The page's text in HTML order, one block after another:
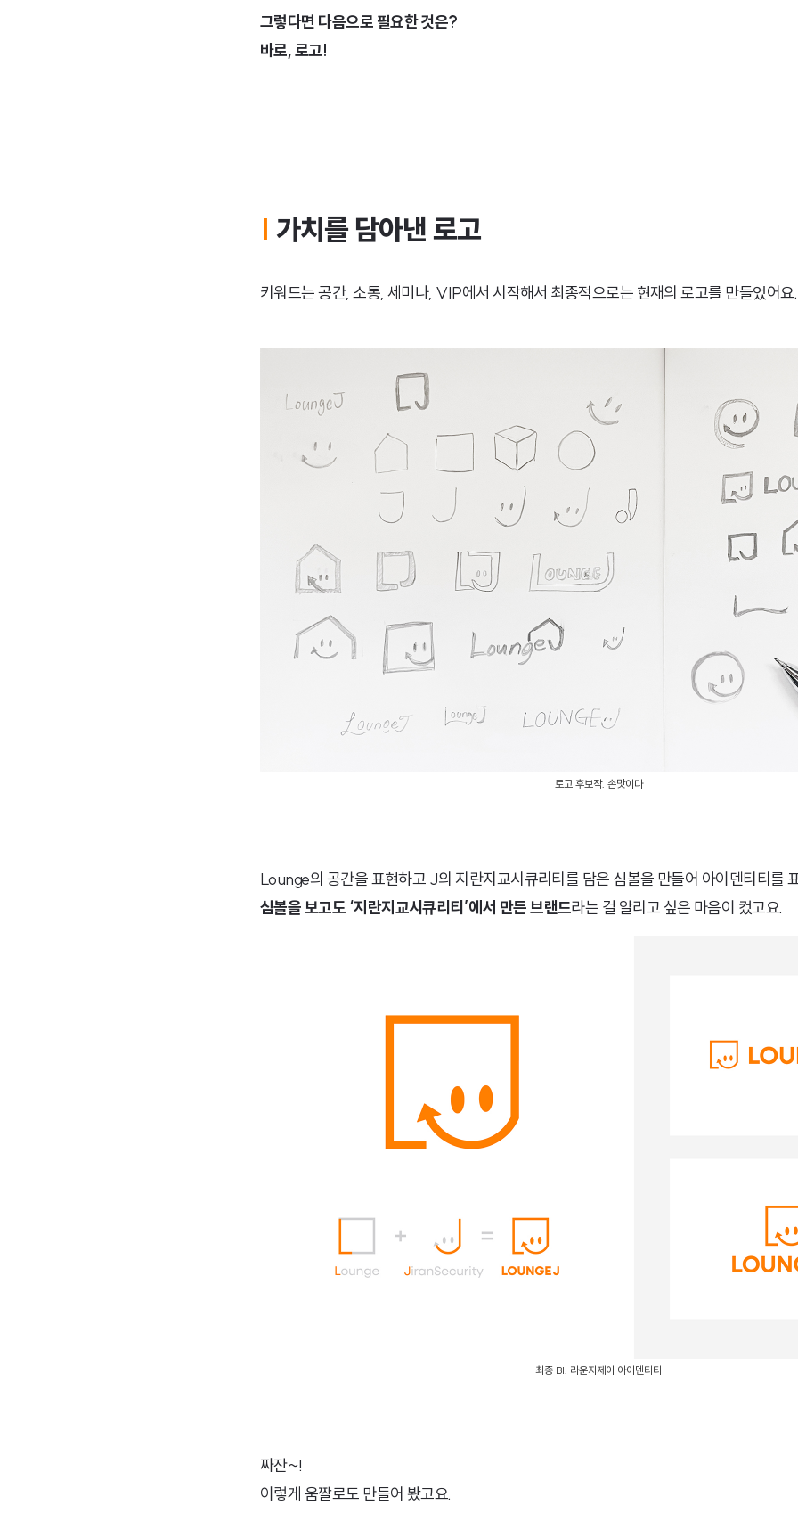
그렇다면 다음으로 필요한 것은?
바로, 로고!
| 가치를 담아낸 로고
키워드는 공간, 소통, 세미나, VIP에서 시작해서 최종적으로는 현재의 로고를 만들었어요.
로고 후보작. 손맛이다
Lounge의 공간을 표현하고 J의 지란지교시큐리티를 담은 심볼을 만들어 아이덴티티를
심볼을 보고도 ‘지란지교시큐리티’에서 만든 브랜드라는 걸 알리고 싶은 마음이 컸고요.
최종 BI. 라운지제이 아이덴티티
짜잔~!
이렇게 움짤로도 만들어 봤고요.